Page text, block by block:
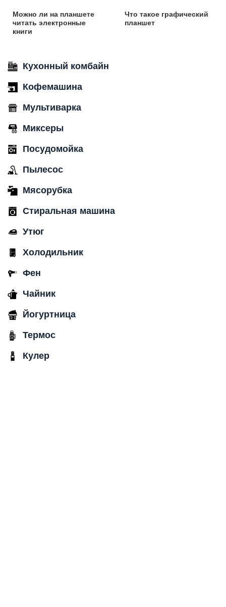
Можно ли на планшете
читать электронные
книги
Что такое графический
планшет
Кухонный комбайн
Кофемашина
Мультиварка
Миксеры
Посудомойка
Пылесос
Мясорубка
Стиральная машина
Утюг
Холодильник
Фен
Чайник
Йогуртница
Термос
Кулер